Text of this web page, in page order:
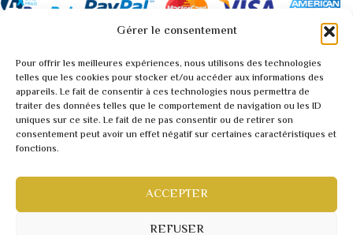
Gérer le consentement
Pour offrir les meilleures expériences, nous utilisons des technologies
telles que les cookies pour stocker et/ou accéder aux informations des
appareils. Le fait de consentir à ces technologies nous permettra de
traiter des données telles que le comportement de navigation ou les ID
uniques sur ce site. Le fait de ne pas consentir ou de retirer son
consentement peut avoir un effet négatif sur certaines caractéristiques et
fonctions.
ACCEPTER
REFUSER
A propos / Contact
Demande tarif pro / vidéo
Politique de confidentialité
©2022 RARITY
Back
to
Top